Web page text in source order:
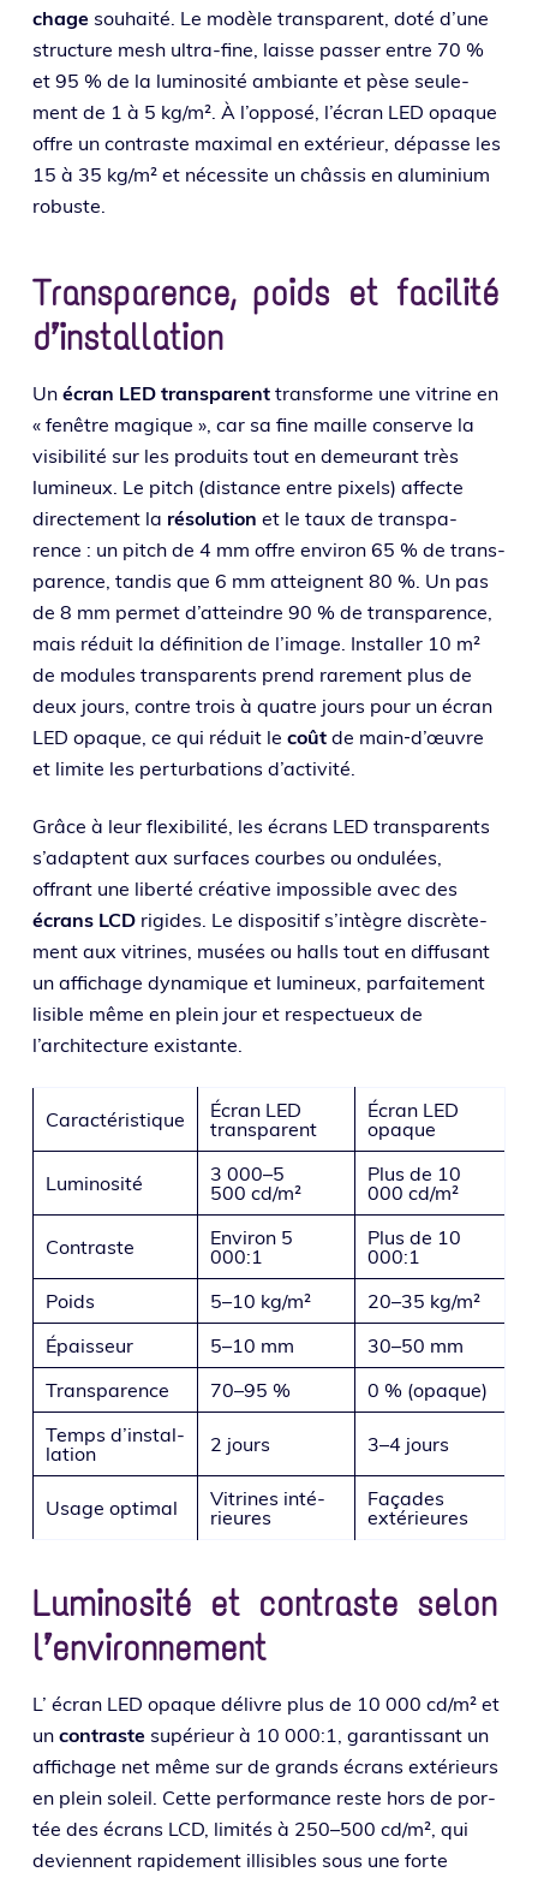
chage sou­hai­té. Le modèle trans­pa­rent, doté d’une
struc­ture mesh ultra-fine, laisse pas­ser entre 70 %
et 95 % de la lumi­no­si­té ambiante et pèse seule­
ment de 1 à 5 kg/m². À l’opposé, l’écran LED opaque
offre un contraste maxi­mal en exté­rieur, dépasse les
15 à 35 kg/m² et néces­site un châs­sis en alu­mi­nium
robuste.
Transparence, poids et facilité
d’installation
Un écran LED trans­pa­renttrans­forme une vitrine en
« fenêtre magique », car sa fine maille conserve la
visi­bi­li­té sur les pro­duits tout en demeu­rant très
lumi­neux. Le pitch (dis­tance entre pixels) affecte
direc­te­ment la réso­lu­tion et le taux de trans­pa­
rence : un pitch de 4 mm offre envi­ron 65 % de trans­
pa­rence, tan­dis que 6 mm atteignent 80 %. Un pas
de 8 mm per­met d’at­teindre 90 % de trans­pa­rence,
mais réduit la défi­ni­tion de l’image. Installer 10 m²
de modules trans­pa­rents prend rare­ment plus de
deux jours, contre trois à quatre jours pour un écran
LED opaque, ce qui réduit le coûtde main‑d’œuvre
et limite les per­tur­ba­tions d’activité.
Grâce à leur flexi­bi­li­té, les écrans LED trans­pa­rents
s’adaptent aux sur­faces courbes ou ondu­lées,
offrant une liber­té créa­tive impos­sible avec des
écrans LCDrigides. Le dis­po­si­tif s’in­tègre dis­crè­te­
ment aux vitrines, musées ou halls tout en dif­fu­sant
un affi­chage dyna­mique et lumi­neux, par­fai­te­ment
lisible même en plein jour et res­pec­tueux de
l’architecture existante.
Caractéristique
Écran LED
transparent
Écran LED
opaque
Luminosité
3 000–5
500 cd/m²
Plus de 10
000 cd/m²
Contraste
Environ 5
000:1
Plus de 10
000:1
Poids
5–10 kg/m²
20–35 kg/m²
Épaisseur
5–10 mm
30–50 mm
Transparence
70–95 %
0 % (opaque)
Temps d’ins­tal­
la­tion
2 jours 3–4 jours
Usage opti­mal
Vitrines inté­
rieures
Façades
exté­rieures
Luminosité et contraste selon
l’environnement
L’ écran LED opaque délivre plus de 10 000 cd/m² et
un contraste supé­rieur à 10 000:1, garan­tis­sant un
affi­chage net même sur de grands écrans exté­rieurs
en plein soleil. Cette per­for­mance reste hors de por­
tée des écrans LCD, limi­tés à 250–500 cd/m², qui
deviennent rapi­de­ment illi­sibles sous une forte